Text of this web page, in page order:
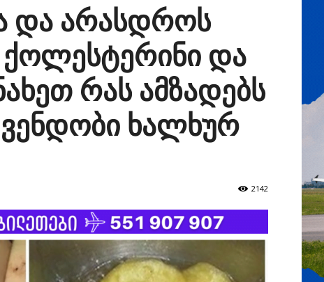
და არასდროს
და
რას ამზადებს
ხალხურ
2142